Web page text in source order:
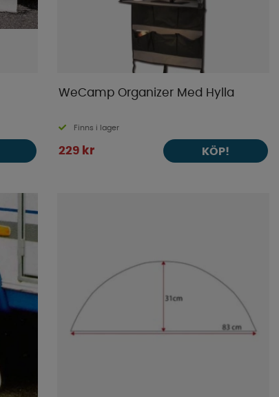
WeCamp Organizer Med Hylla
Finns i lager
229 kr KÖP!